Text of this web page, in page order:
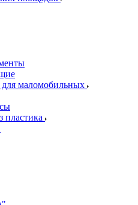
маломобильных
пластика